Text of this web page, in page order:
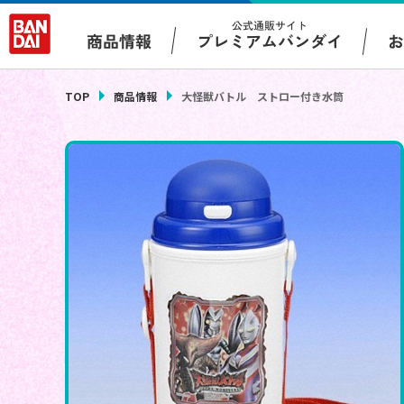
商品情報
公式通販サイト
プレミアムバンダイ
TOP 商品情報 大怪獣バトル ストロー付き水筒